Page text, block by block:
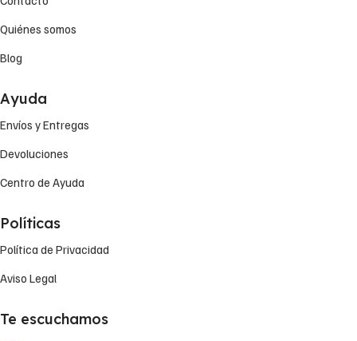
Quiénes somos
Blog
Ayuda
Envíos y Entregas
Devoluciones
Centro de Ayuda
Políticas
Política de Privacidad
Aviso Legal
Te escuchamos